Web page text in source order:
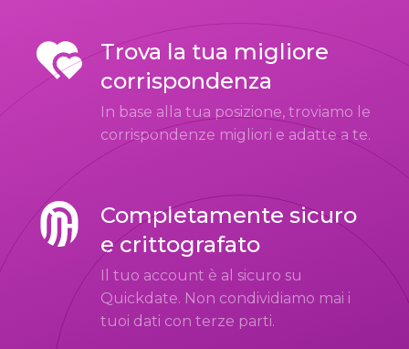
Trova la tua migliore
corrispondenza
In base alla tua posizione, troviamo le
corrispondenze migliori e adatte a te.
Completamente sicuro
e crittografato
Il tuo account è al sicuro su
Quickdate. Non condividiamo mai i
tuoi dati con terze parti.